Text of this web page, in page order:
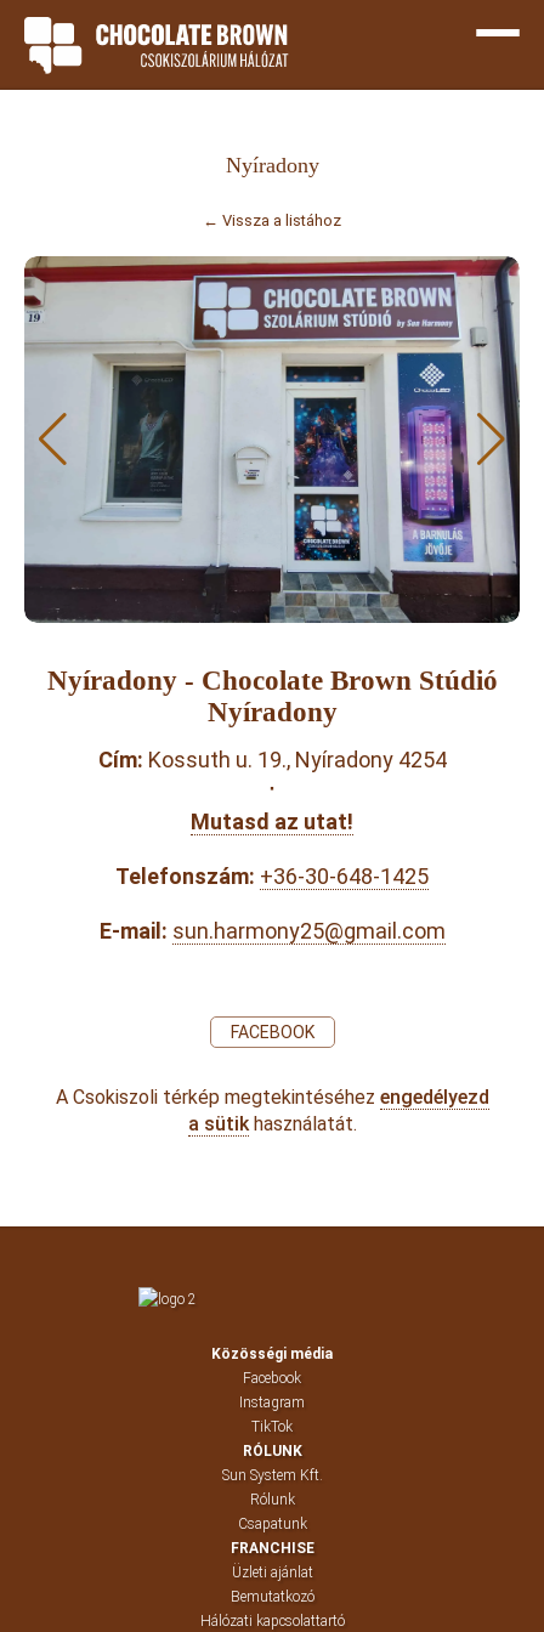
Nyíradony
← Vissza a listához
Nyíradony - Chocolate Brown Stúdió
Nyíradony
Cím: Kossuth u. 19., Nyíradony 4254
·
Mutasd az utat!
Telefonszám: +36-30-648-1425
E-mail: sun.harmony25@gmail.com
FACEBOOK
A Csokiszoli térkép megtekintéséhez engedélyezd
a sütikhasználatát.
Közösségi média
Facebook
Instagram
TikTok
RÓLUNK
Sun System Kft.
Rólunk
Csapatunk
FRANCHISE
Üzleti ajánlat
Bemutatkozó
Hálózati kapcsolattartó